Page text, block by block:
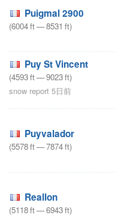
Puigmal 2900
(6004ft—8531 ft)
Puy St Vincent
(4593ft—9023ft)
snow report 5日前
Puyvalador
(5578ft—7874ft)
Reallon
(5118ft—6943ft)